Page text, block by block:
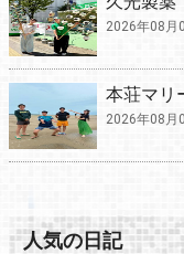
2026年08月
本荘マリ
2026年08月
人気の日記